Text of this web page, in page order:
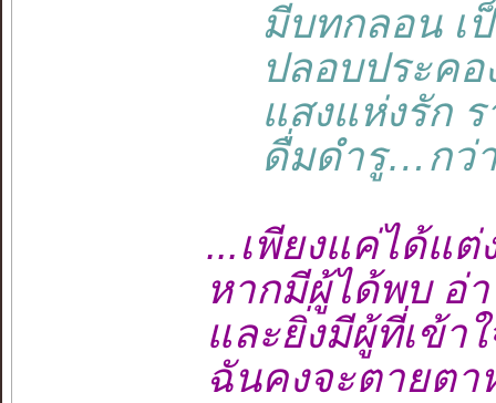
มีบทกลอน เป็
ปลอบประคอ
แสงแห่งรัก ร
ดื่มดำรู…กว่า
...เพียงแค่ได้แ
หากมีผู้ได้พบ อ่
และยิ่งมีผู้ที่เข้า
ฉันคงจะตายตา